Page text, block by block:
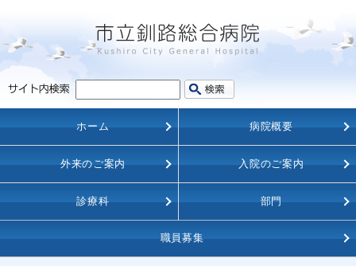
ホーム 病院概要
外来のご案内 入院のご案内
診療科 部門
職員募集